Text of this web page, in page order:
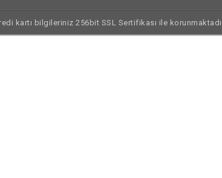
kartı bilgileriniz 256bit SSL Sertifikası ile